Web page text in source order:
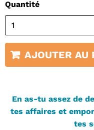
Quantité
AJOUTER AU
En as-tu assez de
tes affaires et
tes